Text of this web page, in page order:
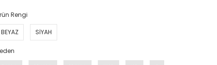
Rengi
BEYAZ SİYAH